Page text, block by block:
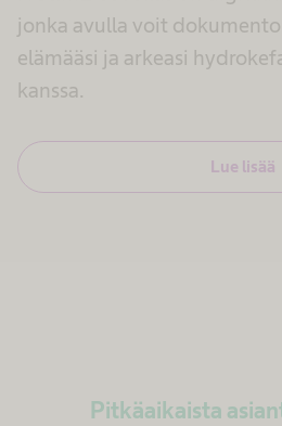
jonka avulla voit
elämääsi ja arkeasi
kanssa.
Lue lisää
Pitkäaikaista